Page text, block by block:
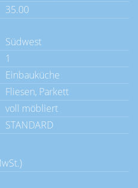
35.00
Südwest
1
Einbauküche
Fliesen, Parkett
voll möbliert
STANDARD